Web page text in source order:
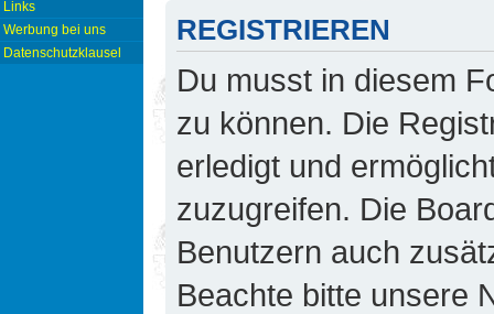
Links
Werbung bei uns
Datenschutzklausel
REGISTRIEREN
Du musst in diesem
zu können. Die
erledigt und
zuzugreifen. Die
Benutzern auch
Beachte bitte unsere